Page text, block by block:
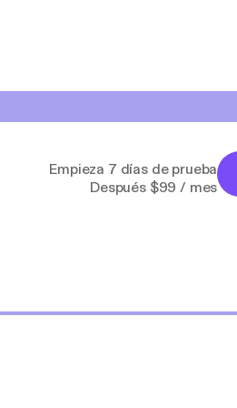
Empieza 7 días de prueba
Después $99 / mes